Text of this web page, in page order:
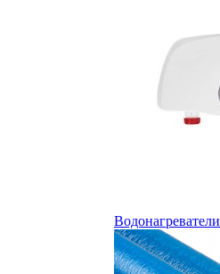
Водонагреватели